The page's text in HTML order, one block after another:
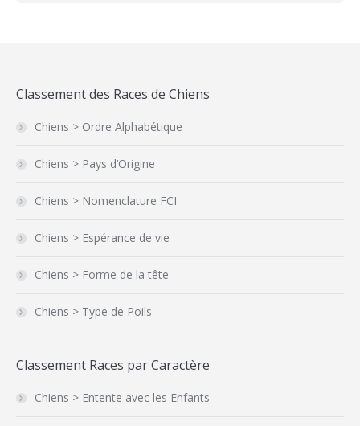
Classement des Races de Chiens
Chiens > Ordre Alphabétique
Chiens > Pays d’Origine
Chiens > Nomenclature FCI
Chiens > Espérance de vie
Chiens > Forme de la tête
Chiens > Type de Poils
Classement Races par Caractère
Chiens > Entente avec les Enfants